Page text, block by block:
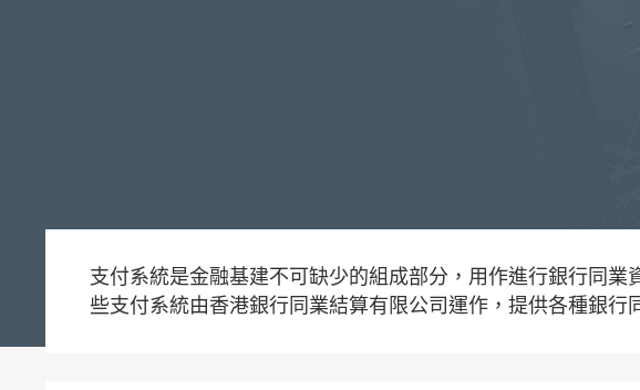
支付系統是金融基建不可缺少的組成部分，用作進行銀行同
些支付系統由香港銀行同業結算有限公司運作，提供各種銀行